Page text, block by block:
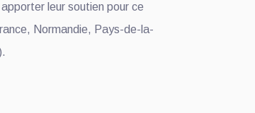
leur soutien pour ce
Normandie, Pays-de-la-